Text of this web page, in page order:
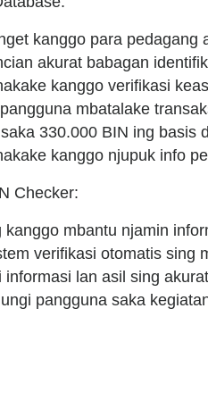
kanggo para pedagang
akurat babagan
kanggo verifikasi
mbatalake
330.000 BIN ing basis
kanggo njupuk info
Checker:
kanggo mbantu njamin
verifikasi otomatis sing
informasi lan asil sing
pangguna saka